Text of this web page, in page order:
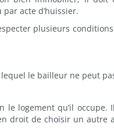
acte d’huissier.
plusieurs
le bailleur ne peut
le logement qu’il
droit de choisir un autre